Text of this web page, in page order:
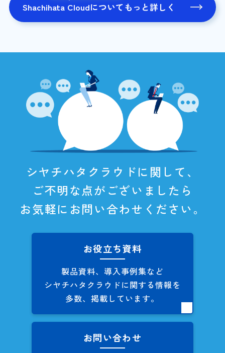
Shachihata Cloudについてもっと詳しく
シヤチハタクラウドに関して、
ご不明な点がございましたら
お気軽にお問い合わせください。
お役立ち資料
製品資料、導入事例集など
シヤチハタクラウドに関する情報を
多数、掲載しています。
お問い合わせ